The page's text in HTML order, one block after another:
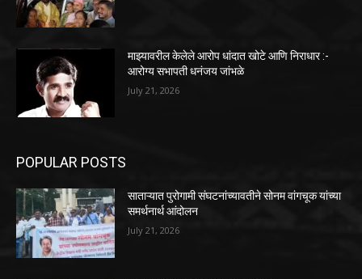
माझ्यावरील केलेले आरोप धांदात खोटे आणि निराधार :-
आरोग्य सभापती धनंजय जांभळे
July 21, 2026
POPULAR POSTS
साताऱ्यात पुरोगामी संघटनांच्यावतीने सोनम वांगचूक यांच्या
समर्थनार्थ आंदोलन
July 21, 2026